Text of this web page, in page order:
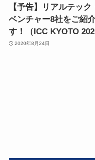
【予告】リアルテッ
ベンチャー8社をご紹
す！（ICC KYOTO
2020年8月24日